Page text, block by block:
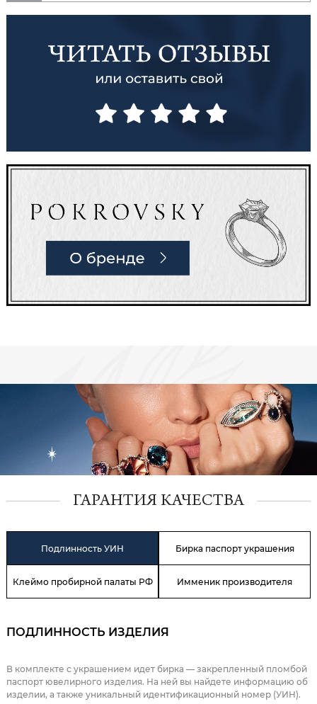
ГАРАНТИЯ КАЧЕСТВА
Подлинность УИН Бирка паспорт украшения
Клеймо пробирной палаты РФ Имменик производителя
ПОДЛИННОСТЬ ИЗДЕЛИЯ
В комплекте с украшением идет бирка — закрепленный пломбой
паспорт ювелирного изделия. На ней вы найдете информацию об
изделии, а также уникальный идентификационный номер (УИН).